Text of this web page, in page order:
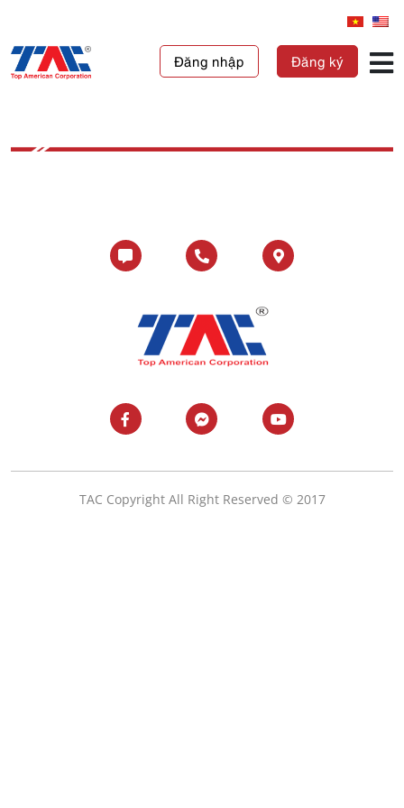
Đăng nhập Đăng ký
TAC Copyright All Right Reserved © 2017